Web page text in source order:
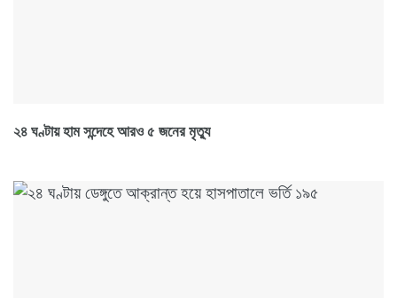
২৪ ঘণ্টায় হাম সন্দেহে আরও ৫ জনের মৃত্যু